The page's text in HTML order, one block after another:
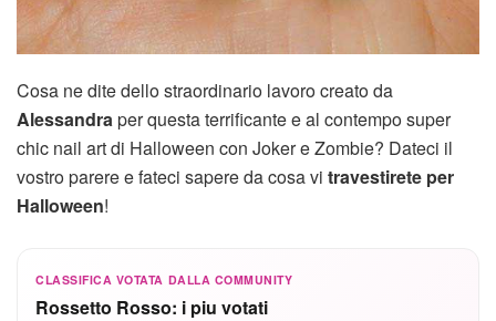
Cosa ne dite dello straordinario lavoro creato da
Alessandraper questa terrificante e al contempo super
chic nail art di Halloween con Joker e Zombie? Dateci il
vostro parere e fateci sapere da cosa vi travestirete per
Halloween!
CLASSIFICA VOTATA DALLA COMMUNITY
Rossetto Rosso: i piu votati